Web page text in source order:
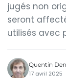
jugés non
seront
utilisés avec
Quentin
17 avril 2025